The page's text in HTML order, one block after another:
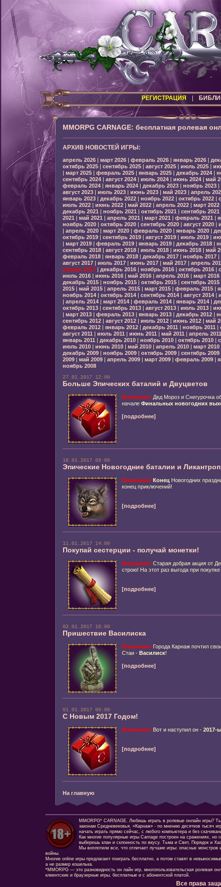
РЕГИСТРАЦИЯ
MMORPG CARNAGE: бесплатная ролевая
АРХИВ НОВОСТЕЙ ИГРЫ:
апрель 2026| март 2026| февраль 2026| январь 2026|
октябрь 2025| сентябрь 2025| август 2025| июль 2025|
| март 2025| февраль 2025| январь 2025| декабрь 2024|
сентябрь 2024| август 2024| июль 2024| июнь 2024| май
февраль 2024| январь 2024| декабрь 2023| ноябрь 2023|
август 2023| июль 2023| июнь 2023| май 2023| апрель
январь 2023| декабрь 2022| ноябрь 2022| октябрь 2022|
июль 2022| июнь 2022| май 2022| апрель 2022| март 2022
декабрь 2021 | ноябрь 2021 | октябрь 2021 | сентябрь 2021
2021 | май 2021 | апрель 2021 | март 2021 | февраль 2021 |
ноябрь 2020| октябрь 2020| сентябрь 2020| август 2020|
| апрель 2020| март 2020| февраль 2020| январь 2020|
октябрь 2019| сентябрь 2019| август 2019| июль 2019|
| март 2019| февраль 2019| январь 2019| декабрь 2018|
сентябрь 2018| август 2018| июль 2018| июнь 2018| май
февраль 2018| январь 2018| декабрь 2017| ноябрь 2017|
август 2017| июль 2017| июнь 2017| май 2017| апрель
январь 2017| декабрь 2016| ноябрь 2016| октябрь 2016|
июль 2016| июнь 2016| май 2016| апрель 2016| март 2016
декабрь 2015| ноябрь 2015| октябрь 2015| сентябрь 2015
2015| май 2015| апрель 2015| март 2015| февраль 2015|
ноябрь 2014| октябрь 2014| сентябрь 2014| август 2014|
| апрель 2014| март 2014| февраль 2014| январь 2014|
октябрь 2013| сентябрь 2013| август 2013| июль 2013|
| март 2013| февраль 2013| январь 2013| декабрь 2012|
сентябрь 2012| август 2012| июль 2012| июнь 2012| май
февраль 2012| январь 2012| декабрь 2011 | ноябрь 2011 |
август 2011 | июль 2011 | июнь 2011 | май 2011 | апрель 2011
январь 2011 | декабрь 2010| ноябрь 2010| октябрь 2010|
июль 2010| июнь 2010| май 2010| апрель 2010| март 2010
декабрь 2009| ноябрь 2009| октябрь 2009| сентябрь 2009
2009| май 2009| апрель 2009| март 2009| февраль 2009|
ноябрь 2008
27.01.2017 12:00
Больше Эпических баталий и Двуцветов
Внимание! Дед Мороз и Снегурочка
начале Финальных новогодних
[подробнее]
18.01.2017 09:00
Эпические Новогодние баталии и
Внимание! Конец Новогодних
конец приключений!
[подробнее]
11.01.2017 14:00
Покупай сестерции - получай монетки!
Внимание! Старая добрая акция от
строю! На этот раз выгода при
[подробнее]
02.01.2017 16:00
Пришествие Василиска
Внимание! Города Карнаж почтил
Стаи - Василиск!
[подробнее]
01.01.2017 00:00
С Новым 2017 Годом!
Внимание! Вот и наступил он - 2017-
[подробнее]
На главную
MMORPG* CARNAGE. Любишь играть в ролевые онлайн игры?
законам Средневековья. «Карнаж» - по мнению десятков тысяч
начать играть прямо сейчас, с любого компьютера и без
Как многие популярные игры Carnage построен на сражениях, но
выберешь клан и склонность по вкусу. Тьма и Свет, Порядок и
Мы воплотили все, что отличает лучшие игры: опасных монстров
войны.
Многие online игры предлагают поиграть бесплатно, а потом ставят в
а не размер кошелька.
*MMORPG — это разновидность он лайн игр, многопользовательская ролевая
клиентские и браузерные игры, бесплатные и с абонентской платой.
Все права